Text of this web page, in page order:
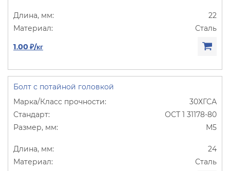
22
Сталь
1.00 ₽/кг
Болт с потайной головкой
30ХГСА
ОСТ 1 31178-80
М5
24
Сталь